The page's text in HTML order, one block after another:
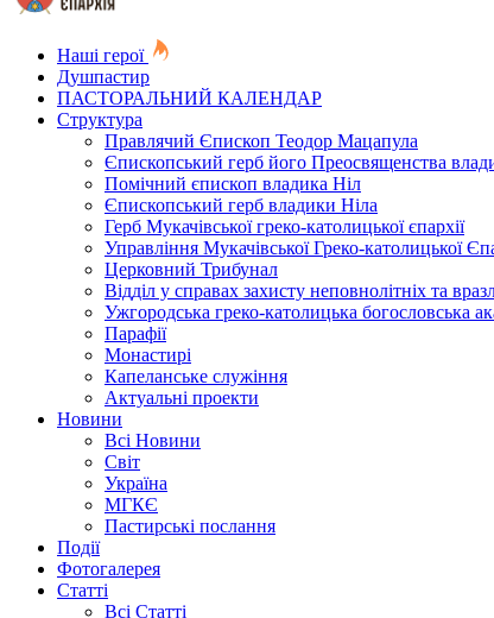
Наші герої
Душпастир
ПАСТОРАЛЬНИЙ КАЛЕНДАР
Структура
Правлячий Єпископ Теодор Мацапула
Єпископський герб його Преосвященства
Помічний єпископ владика Ніл
Єпископський герб владики Ніла
Герб Мукачівської греко-католицької єпархії
Управління Мукачівської Греко-католицької
Церковний Трибунал
Відділ у справах захисту неповнолітніх та
Ужгородська греко-католицька богословська
Парафії
Монастирі
Капеланське служіння
Актуальні проекти
Новини
Всі Новини
Світ
Україна
МГКЄ
Пастирські послання
Події
Фотогалерея
Статті
Всі Статті